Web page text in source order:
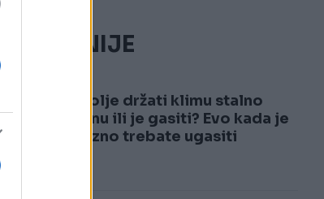
Je li bolje držati klimu stalno
upaljenu ili je gasiti? Evo kada je
obavezno trebate ugasiti